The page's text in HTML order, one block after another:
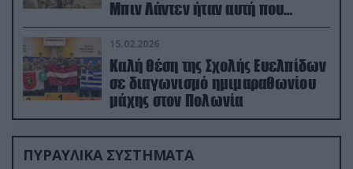
Μπιν Λάντεν ήταν αυτή που
διέσωσε τον πιλότο του F-15
15.02.2026
Καλή θέση της Σχολής Ευελπίδων
σε διαγωνισμό ημιμαραθωνίου
μάχης στον Πολωνία
ΠΥΡΑΥΛΙΚΑ ΣΥΣΤΗΜΑΤΑ